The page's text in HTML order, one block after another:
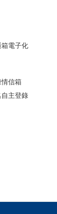
電子化
信箱
主登錄